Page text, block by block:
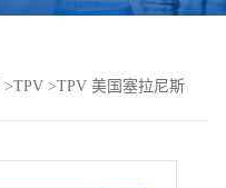
>TPV >TPV 美国塞拉尼斯